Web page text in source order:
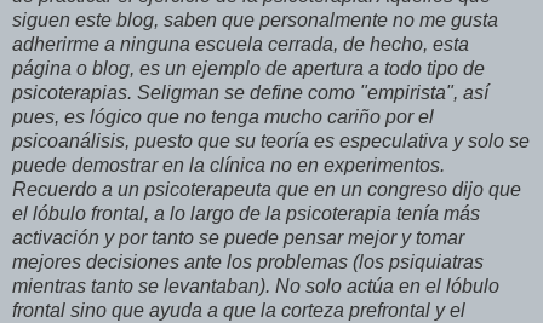
siguen este blog, saben que personalmente no me gusta
adherirme a ninguna escuela cerrada, de hecho, esta
página o blog, es un ejemplo de apertura a todo tipo de
psicoterapias. Seligman se define como "empirista", así
pues, es lógico que no tenga mucho cariño por el
psicoanálisis, puesto que su teoría es especulativa y solo se
puede demostrar en la clínica no en experimentos.
Recuerdo a un psicoterapeuta que en un congreso dijo que
el lóbulo frontal, a lo largo de la psicoterapia tenía más
activación y por tanto se puede pensar mejor y tomar
mejores decisiones ante los problemas (los psiquiatras
mientras tanto se levantaban). No solo actúa en el lóbulo
frontal sino que ayuda a que la corteza prefrontal y el